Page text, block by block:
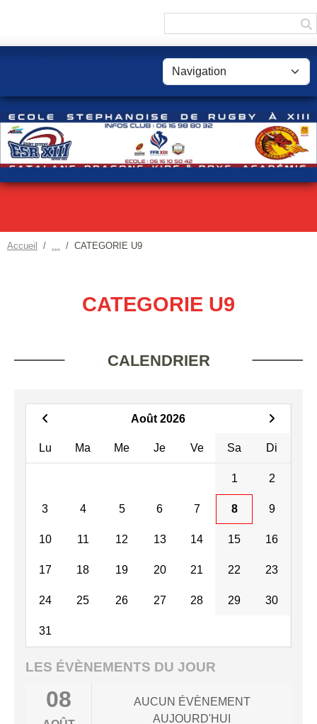
Accueil CATEGORIE U9
CATEGORIE U9
CALENDRIER
Août 2026
Lu Ma Me Je Ve Sa Di
1 2
3 4 5 6 7 8 9
10 11 12 13 14 15 16
17 18 19 20 21 22 23
24 25 26 27 28 29 30
31
LES ÉVÈNEMENTS DU JOUR
08
AUCUN ÉVÈNEMENT
AUJOURD'HUI